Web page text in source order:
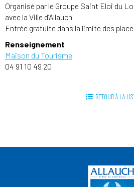
Organisé par le Groupe Saint Eloi du
avec la Ville d’Allauch
Entrée gratuite dans la limite des
Renseignement
Maison du Tourisme
04 91 10 49 20
RETOUR À LA